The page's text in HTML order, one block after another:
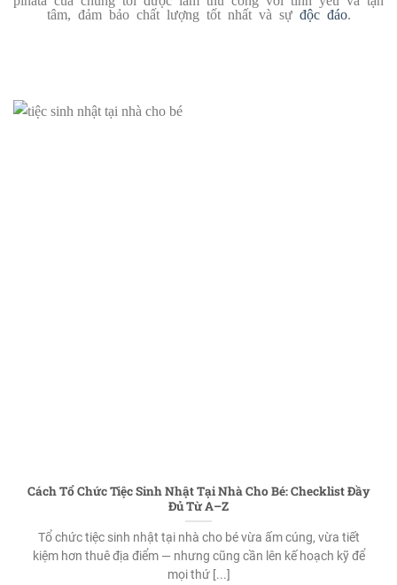
tâm, đảm bảo chất lượng tốt nhất và sự độc đáo.
Cách Tổ Chức Tiệc Sinh Nhật Tại Nhà Cho Bé: Checklist Đầy
Đủ Từ A–Z
Tổ chức tiệc sinh nhật tại nhà cho bé vừa ấm cúng, vừa tiết
kiệm hơn thuê địa điểm — nhưng cũng cần lên kế hoạch kỹ để
mọi thứ [...]